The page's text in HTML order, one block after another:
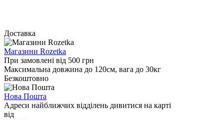
Доставка
Магазини Rozetka
При замовлені від 500 грн
Максимальна довжина до 120см, вага до 30кг
Безкоштовно
Нова Пошта
Адреси найближчих відділень дивитися на карті
від